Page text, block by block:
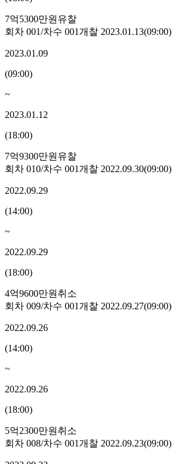
7억5300만원 유찰
회차 001/차수 001개찰 2023.01.13(09:00)
2023.01.09
(09:00)
~
2023.01.12
(18:00)
7억9300만원 유찰
회차 010/차수 001개찰 2022.09.30(09:00)
2022.09.29
(14:00)
~
2022.09.29
(18:00)
4억9600만원 취소
회차 009/차수 001개찰 2022.09.27(09:00)
2022.09.26
(14:00)
~
2022.09.26
(18:00)
5억2300만원 취소
회차 008/차수 001개찰 2022.09.23(09:00)